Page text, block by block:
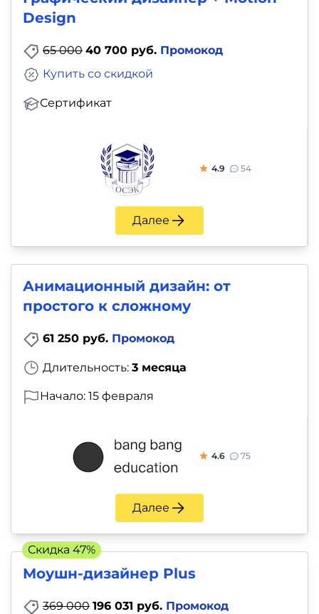
Design
65 000 40 700 руб. Промокод
Сертификат
Купить со скидкой
4.9 54
Далее
Анимационный дизайн: от
простого к сложному
61 250 руб. Промокод
Длительность: 3 месяца
Начало: 15 февраля
4.6 75
Далее
Моушн-дизайнер Plus
369 000 196 031 руб. Промокод
Скидка 47%